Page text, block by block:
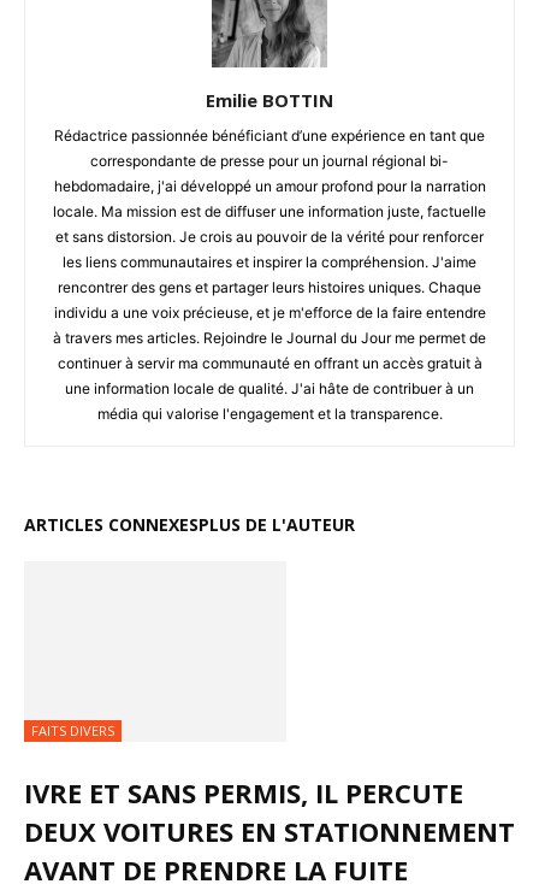
Emilie BOTTIN
Rédactrice passionnée bénéficiant d’une expérience en tant que
correspondante de presse pour un journal régional bi-
hebdomadaire, j'ai développé un amour profond pour la narration
locale. Ma mission est de diffuser une information juste, factuelle
et sans distorsion. Je crois au pouvoir de la vérité pour renforcer
les liens communautaires et inspirer la compréhension. J'aime
rencontrer des gens et partager leurs histoires uniques. Chaque
individu a une voix précieuse, et je m'efforce de la faire entendre
à travers mes articles. Rejoindre le Journal du Jour me permet de
continuer à servir ma communauté en offrant un accès gratuit à
une information locale de qualité. J'ai hâte de contribuer à un
média qui valorise l'engagement et la transparence.
ARTICLES CONNEXESPLUS DE L'AUTEUR
FAITS DIVERS
IVRE ET SANS PERMIS, IL PERCUTE
DEUX VOITURES EN STATIONNEMENT
AVANT DE PRENDRE LA FUITE